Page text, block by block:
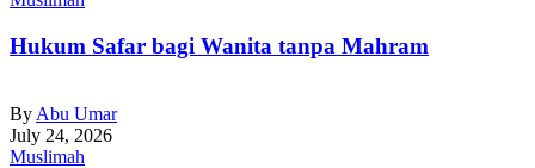
Hukum Safar bagi Wanita tanpa Mahram
By Abu Umar
July 24, 2026
Muslimah